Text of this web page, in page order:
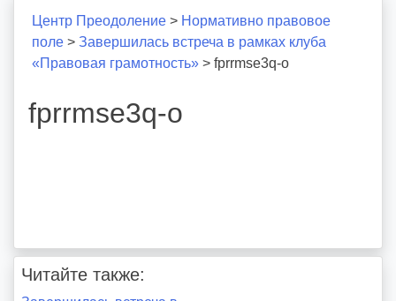
Центр Преодоление > Нормативно правовое
поле > Завершилась встреча в рамках клуба
«Правовая грамотность» > fprrmse3q-o
fprrmse3q-o
Читайте также: